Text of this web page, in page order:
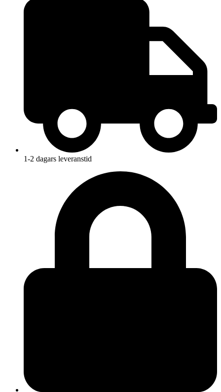
1-2 dagars leveranstid